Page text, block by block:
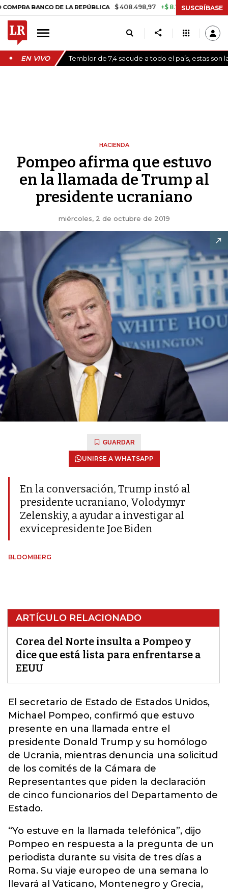
DE LA REPÚBLICA $ 408.498,97 +$ 8.753,81 +2,19% TASA
SUSCRÍBASE
EN VIVO Temblor de 7,4 sacude a todo el país, estas son
HACIENDA
Pompeo afirma que estuvo
en la llamada de Trump al
presidente ucraniano
miércoles, 2 de octubre de 2019
GUARDAR
UNIRSE A WHATSAPP
En la conversación, Trump instó al
presidente ucraniano, Volodymyr
Zelenskiy, a ayudar a investigar al
exvicepresidente Joe Biden
BLOOMBERG
ARTÍCULO RELACIONADO
Corea del Norte insulta a Pompeo y
dice que está lista para enfrentarse a
EEUU
El secretario de Estado de Estados Unidos,
Michael Pompeo, confirmó que estuvo
presente en una llamada entre el
presidente Donald Trump y su homólogo
de Ucrania, mientras denuncia una solicitud
de los comités de la Cámara de
Representantes que piden la declaración
de cinco funcionarios del Departamento de
Estado.
“Yo estuve en la llamada telefónica”, dijo
Pompeo en respuesta a la pregunta de un
periodista durante su visita de tres días a
Roma. Su viaje europeo de una semana lo
llevará al Vaticano, Montenegro y Grecia,